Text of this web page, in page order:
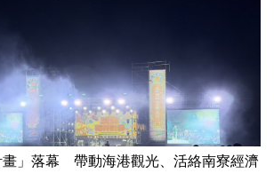
畫」落幕 帶動海港觀光、活絡南寮經濟